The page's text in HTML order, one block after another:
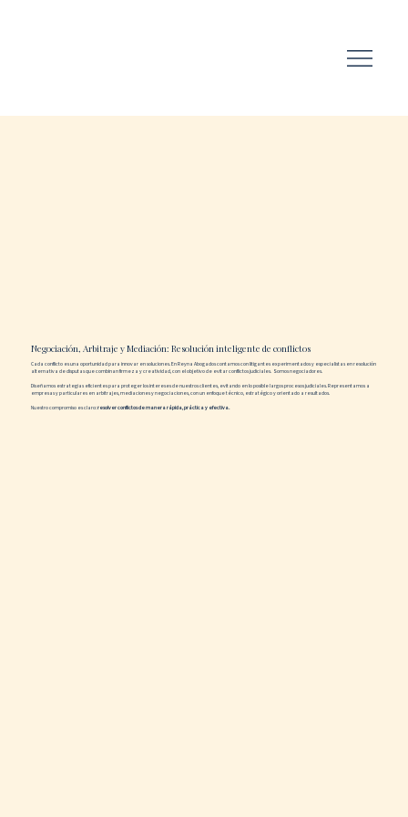
Negociación, Arbitraje y Mediación: Resolución inteligente de conflictos
Cada conflicto es una oportunidad para innovar en soluciones. En Reyna Abogados contamos con litigantes experimentados y especialistas en resolución
alternativa de disputas que combinan firmeza y creatividad, con el objetivo de evitar conflictos judiciales. Somos negociadores.
Diseñamos estrategias eficientes para proteger los intereses de nuestros clientes, evitando en lo posible largos procesos judiciales. Representamos a
empresas y particulares en arbitrajes, mediaciones y negociaciones, con un enfoque técnico, estratégico y orientado a resultados.
Nuestro compromiso es claro:resolver conflictos de manera rápida, práctica y efectiva.